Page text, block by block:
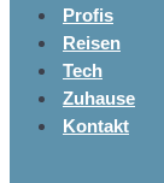
Profis
Reisen
Tech
Zuhause
Kontakt